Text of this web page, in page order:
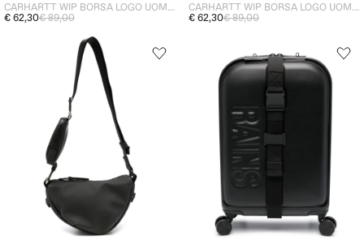
CARHARTT WIP BORSA LOGO UOMO MARRONE
€ 62,30€ 89,00
CARHARTT WIP BORSA LOGO UOMO NERO
€ 62,30€ 89,00